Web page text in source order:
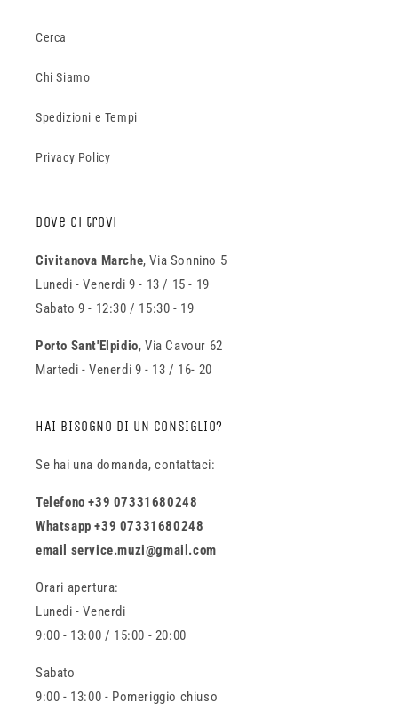
Cerca
Chi Siamo
Spedizioni e Tempi
Privacy Policy
Dove ci trovi
Civitanova Marche, Via Sonnino 5
Lunedi - Venerdi 9 - 13 / 15 - 19
Sabato 9 - 12:30 / 15:30 - 19
Porto Sant'Elpidio, Via Cavour 62
Martedi - Venerdi 9 - 13 / 16- 20
HAI BISOGNO DI UN CONSIGLIO?
Se hai una domanda, contattaci:
Telefono +39 07331680248
Whatsapp +39 07331680248
email service.muzi@gmail.com
Orari apertura:
Lunedi - Venerdi
9:00 - 13:00 / 15:00 - 20:00
Sabato
9:00 - 13:00 - Pomeriggio chiuso